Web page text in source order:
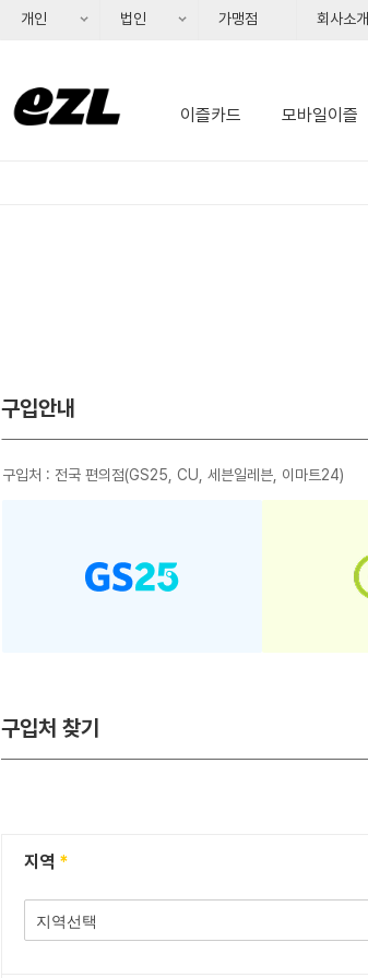
개인 법인 가맹점 회사소개
이즐카드 모바일이즐
구입안내
구입처 : 전국 편의점(GS25, CU, 세븐일레븐, 이마트24)
구입처 찾기
지역